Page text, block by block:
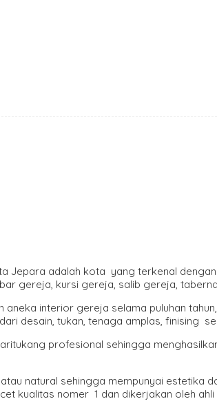
adalah kota yang terkenal
gereja, kursi gereja, salib gereja,
interior gereja selama puluhan
desain, tukan, tenaga amplas, finising
profesional sehingga
natural sehingga mempunyai estetika
kualitas nomer 1 dan dikerjakan oleh